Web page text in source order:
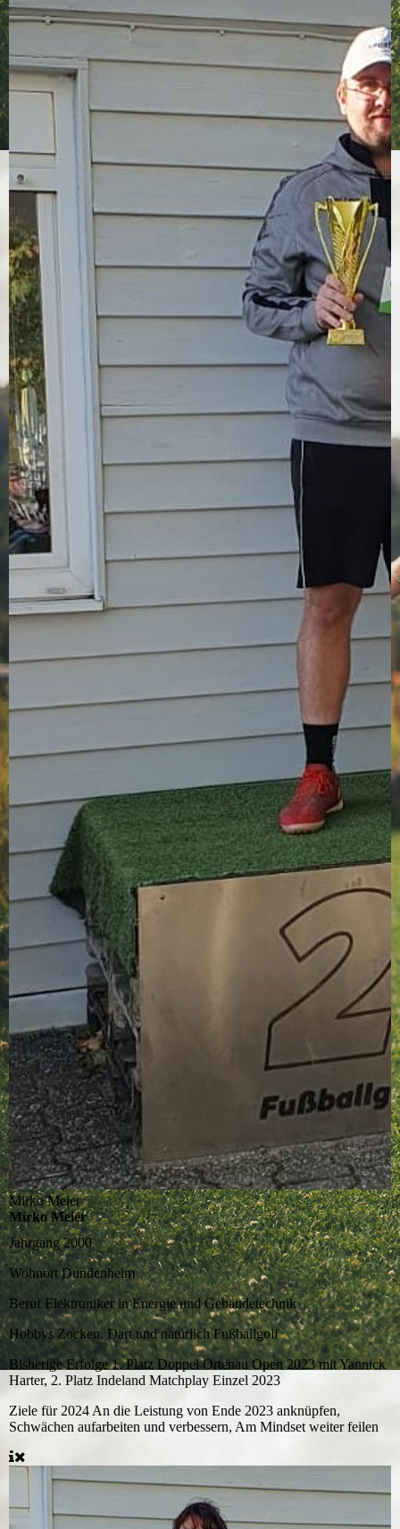
Mirko Meier
Mirko Meier
Jahrgang2000
WohnortDundenheim
Beruf Elektroniker in Energie und Gebäudetechnik
Hobbys Zocken, Dart und natürlich Fußballgolf
Bisherige Erfolge1. Platz Doppel Ortenau Open 2023 mit Yannick
Harter, 2. Platz Indeland Matchplay Einzel 2023
Ziele für 2024 An die Leistung von Ende 2023 anknüpfen,
Schwächen aufarbeiten und verbessern, Am Mindset weiter feilen